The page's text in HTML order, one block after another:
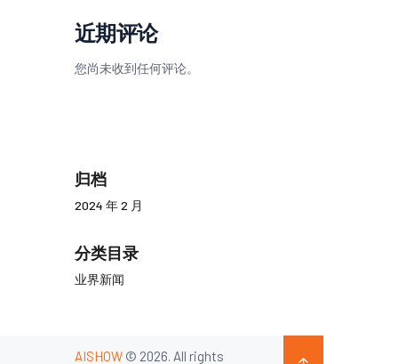
近期评论
您尚未收到任何评论。
归档
2024 年 2 月
分类目录
业界新闻
AISHOW © 2026. All rights